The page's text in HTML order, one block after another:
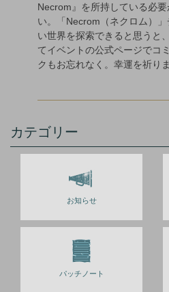
Necrom』を所持している必
い。「Necrom（ネクロム）
い世界を探索できると思うと
てイベントの公式ページでコ
クもお忘れなく。幸運を祈り
カテゴリー
お知らせ
パッチノート